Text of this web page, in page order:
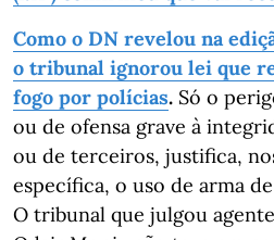
Como o DN revelou na
o tribunal ignorou lei que
fogo por polícias. Só o
ou de ofensa grave à
ou de terceiros, justifica,
específica, o uso de arma
O tribunal que julgou